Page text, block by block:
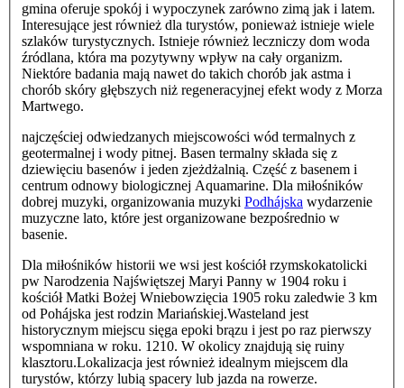
gmina oferuje spokój i wypoczynek zarówno zimą jak i latem.
Interesujące jest również dla turystów, ponieważ istnieje wiele
szlaków turystycznych. Istnieje również leczniczy dom woda
źródlana, która ma pozytywny wpływ na cały organizm.
Niektóre badania mają nawet do takich chorób jak astma i
chorób skóry głębszych niż regeneracyjnej efekt wody z Morza
Martwego.
najczęściej odwiedzanych miejscowości wód termalnych z
geotermalnej i wody pitnej. Basen termalny składa się z
dziewięciu basenów i jeden zjeżdżalnią. Część z basenem i
centrum odnowy biologicznej Aquamarine. Dla miłośników
dobrej muzyki, organizowania muzyki Podhájska wydarzenie
muzyczne lato, które jest organizowane bezpośrednio w
basenie.
Dla miłośników historii we wsi jest kościół rzymskokatolicki
pw Narodzenia Najświętszej Maryi Panny w 1904 roku i
kościół Matki Bożej Wniebowzięcia 1905 roku zaledwie 3 km
od Pohájska jest rodzin Mariańskiej.Wasteland jest
historycznym miejscu sięga epoki brązu i jest po raz pierwszy
wspomniana w roku. 1210. W okolicy znajdują się ruiny
klasztoru.Lokalizacja jest również idealnym miejscem dla
turystów, którzy lubią spacery lub jazda na rowerze.